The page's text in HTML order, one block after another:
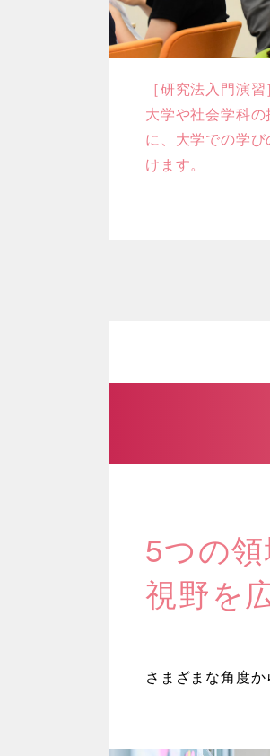
［研究法入門演習］
大学や社会学科
に、大学での学
けます。
5つの
視野を
さまざまな角度